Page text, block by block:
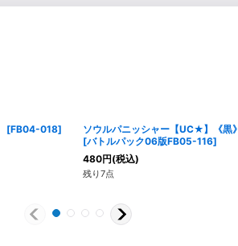
[FB04-018]
ソウルパニッシャー【UC★】《黒》
[バトルパック06版FB05-116]
480円(税込)
残り7点